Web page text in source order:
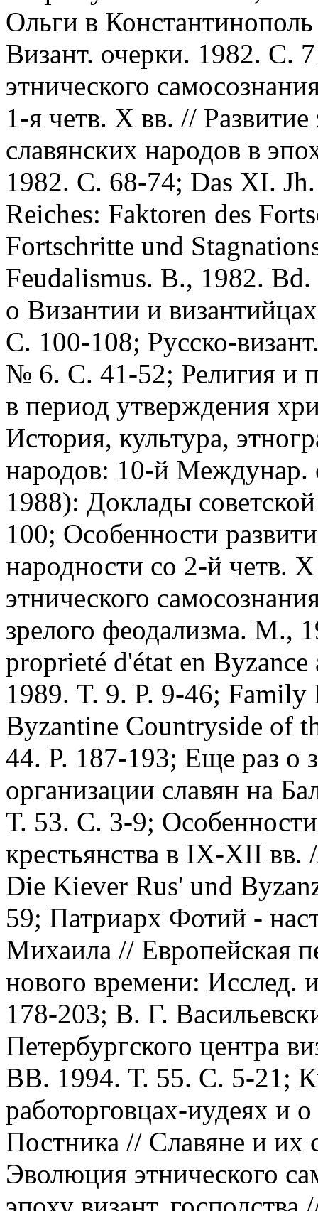
Ольги в
Визант. очерки. 1982. С.
этнического
1-я четв. X вв. //
славянских народов в
1982. С. 68-74; Das XI.
Reiches: Faktoren des
Fortschritte und
Feudalismus. В., 1982. Bd.
о Византии и
С. 100-108; Русско-
№ 6. С. 41-52; Религия и
в период утверждения
История, культура,
народов: 10-й Междунар.
1988): Доклады
100; Особенности
народности со 2-й четв.
этнического
зрелого феодализма. М.,
proprieté d'état en
1989. T. 9. P. 9-46;
Byzantine Countryside of
44. P. 187-193; Еще раз о
организации славян на
Т. 53. С. 3-9;
крестьянства в IX-XII
Die Kiever Rus' und
59; Патриарх Фотий -
Михаила // Европейская
нового времени:
178-203; В. Г.
Петербургского центра
ВВ. 1994. Т. 55. С. 5-21;
работорговцах-иудеях и
Постника // Славяне и
Эволюция этнического